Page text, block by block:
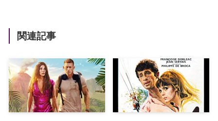
関連記事